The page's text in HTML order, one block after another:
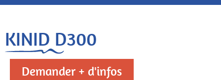
KINID D300
Demander + d'infos